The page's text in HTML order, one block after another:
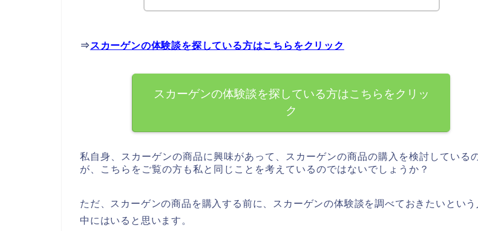
⇒ スカーゲンの体験談を探している方はこちらをクリック
スカーゲンの体験談を探している方はこちらをクリッ
ク
私自身、スカーゲンの商品に興味があって、スカーゲンの商品の購入を検討している
が、こちらをご覧の方も私と同じことを考えているのではないでしょうか？
ただ、スカーゲンの商品を購入する前に、スカーゲンの体験談を調べておきたいという
中にはいると思います。